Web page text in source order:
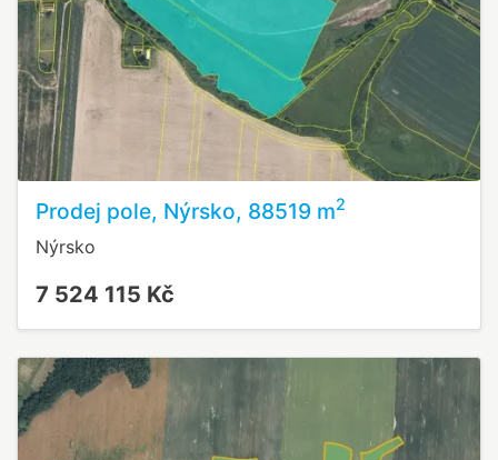
Prodej pole, Nýrsko, 88519 m2
Nýrsko
7 524 115 Kč